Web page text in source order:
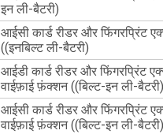
इन ली-बैटरी)
आईसी कार्ड रीडर और फिंगरप्रिंट
((इनबिल्ट ली-बैटरी)
आईडी कार्ड रीडर और फिंगरप्रिंट
वाईफ़ाई फ़ंक्शन ((बिल्ट-इन ली-बैटरी)
आईसी कार्ड रीडर और फिंगरप्रिंट
वाईफ़ाई फ़ंक्शन ((बिल्ट-इन ली-बैटरी)